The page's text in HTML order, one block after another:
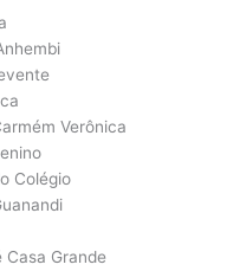
Verônica
Colégio
Grande